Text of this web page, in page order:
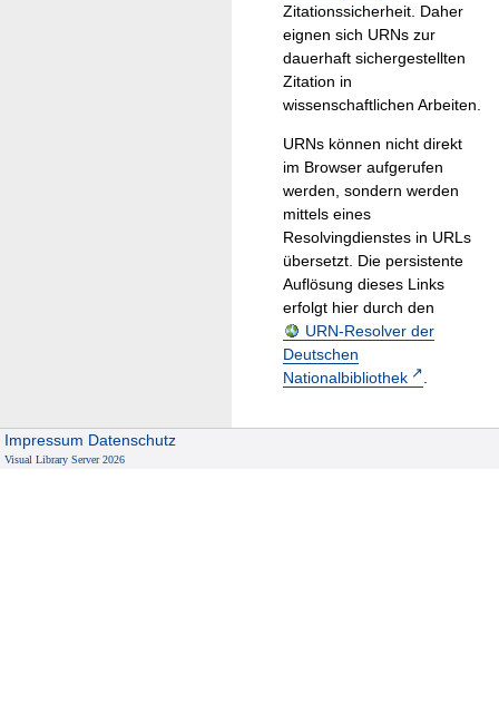
Zitationssicherheit. Daher
eignen sich URNs zur
dauerhaft sichergestellten
Zitation in
wissenschaftlichen Arbeiten.
URNs können nicht direkt
im Browser aufgerufen
werden, sondern werden
mittels eines
Resolvingdienstes in URLs
übersetzt. Die persistente
Auflösung dieses Links
erfolgt hier durch den
URN-Resolver der
Deutschen
Nationalbibliothek
.
Impressum Datenschutz
Visual Library Server 2026